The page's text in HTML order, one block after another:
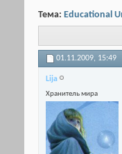
Тема: Educational
01.11.2009, 15:49
Lija
Хранитель мира